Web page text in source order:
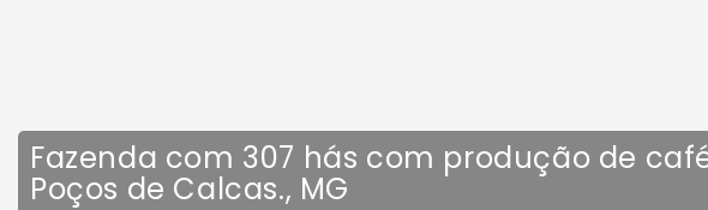
Fazenda com 307 hás com produção de
Poços de Calcas., MG